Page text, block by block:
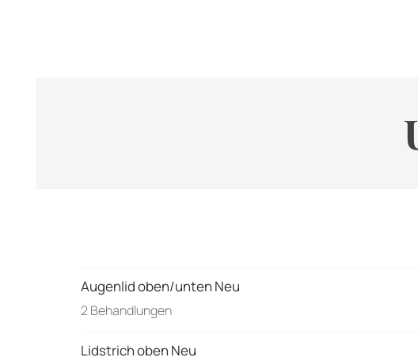
Augenlid oben/unten Neu
2 Behandlungen
Lidstrich oben Neu